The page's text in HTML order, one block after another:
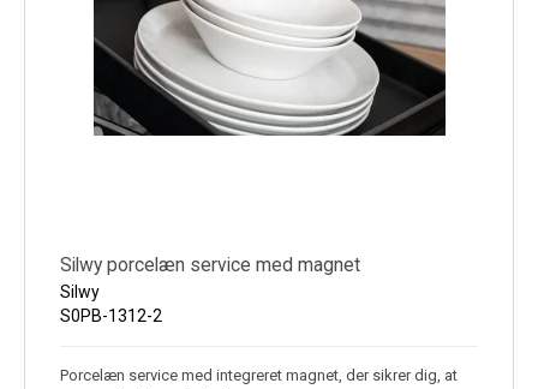
Silwy porcelæn service med magnet
Silwy
S0PB-1312-2
Porcelæn service med integreret magnet, der sikrer dig, at